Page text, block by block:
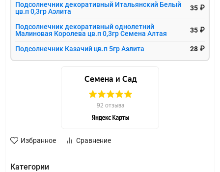
Подсолнечник декоративный Итальянский Белый
цв.п 0,3гр Аэлита
35 ₽
Подсолнечник декоративный однолетний
Малиновая Королева цв.п 0,3гр Семена Алтая
35 ₽
Подсолнечник Казачий цв.п 5гр Аэлита 28 ₽
Избранное Сравнение
Категории